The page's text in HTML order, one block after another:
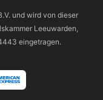
und wird von dieser
Leeuwarden,
eingetragen.